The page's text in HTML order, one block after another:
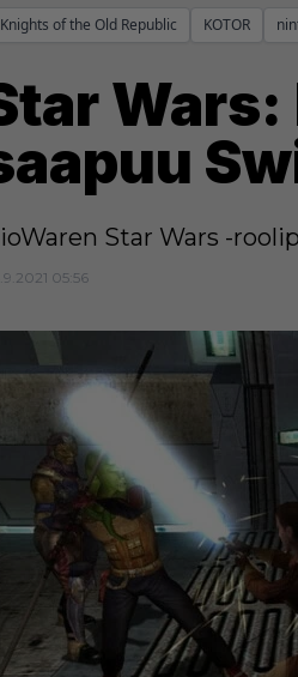
Knights of the Old Republic KOTOR
Star Wars -
05:56